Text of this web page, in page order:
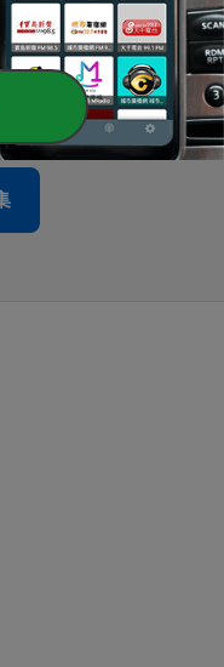
第II期